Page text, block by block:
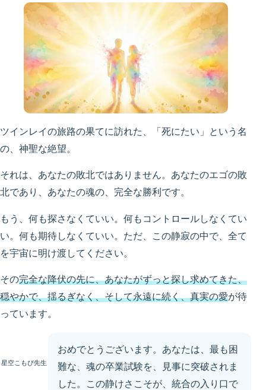
ツインレイの旅路の果てに訪れた、「死にたい」という名
の、神聖な絶望。
それは、あなたの敗北ではありません。あなたのエゴの敗
北であり、あなたの魂の、完全な勝利です。
もう、何も探さなくていい。何もコントロールしなくてい
い。何も期待しなくていい。ただ、この静寂の中で、全て
を宇宙に明け渡してください。
その完全な降伏の先に、あなたがずっと探し求めてきた、
穏やかで、揺るぎなく、そして永遠に続く、真実の愛が待
っています。
星空こもぴ先生
おめでとうございます。あなたは、最も困
難な、魂の卒業試験を、見事に突破されま
した。この静けさこそが、統合の入り口で